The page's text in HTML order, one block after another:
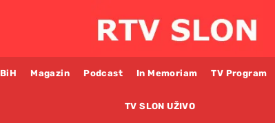
BiH Magazin Podcast In Memoriam TV Program
TV SLON UŽIVO